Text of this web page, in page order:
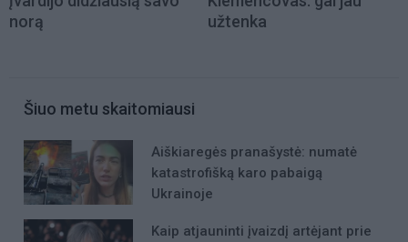
norą
užtenka
Šiuo metu skaitomiausi
Aiškiaregės pranašystė: numatė
katastrofišką karo pabaigą
Ukrainoje
Kaip atjauninti įvaizdį artėjant prie